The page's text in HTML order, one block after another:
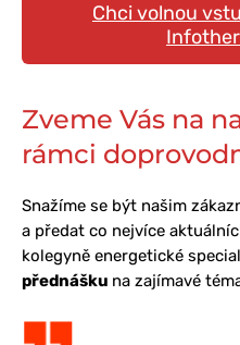
Chci volnou
Zveme Vás na
rámci
Snažíme se být našim
a předat co nejvíce
kolegyně energetické
přednášku na zajímavé